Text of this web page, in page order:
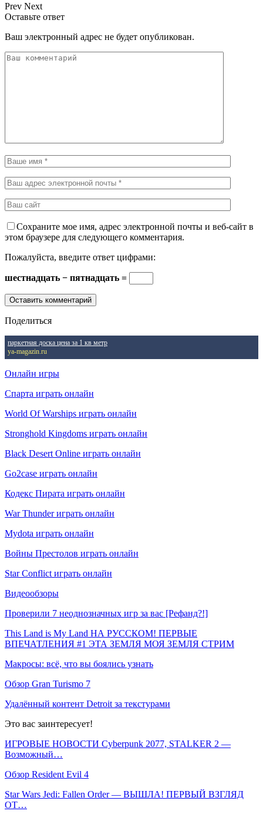
Prev Next
Оставьте ответ
Ваш электронный адрес не будет опубликован.
Сохраните мое имя, адрес электронной почты и веб-сайт в
этом браузере для следующего комментария.
Пожалуйста, введите ответ цифрами:
шестнадцать − пятнадцать =
Поделиться
паркетная доска цена за 1 кв метр
ya-magazin.ru
Онлайн игры
Спарта играть онлайн
World Of Warships играть онлайн
Stronghold Kingdoms играть онлайн
Black Desert Online играть онлайн
Go2case играть онлайн
Кодекс Пирата играть онлайн
War Thunder играть онлайн
Mydota играть онлайн
Войны Престолов играть онлайн
Star Conflict играть онлайн
Видеообзоры
Проверили 7 неоднозначных игр за вас [Рефанд?!]
This Land is My Land НА РУССКОМ! ПЕРВЫЕ
ВПЕЧАТЛЕНИЯ #1 ЭТА ЗЕМЛЯ МОЯ ЗЕМЛЯ СТРИМ
Макросы: всё, что вы боялись узнать
Обзор Gran Turismo 7
Удалённый контент Detroit за текстурами
Это вас заинтересует!
ИГРОВЫЕ НОВОСТИ Cyberpunk 2077, STALKER 2 —
Возможный…
Обзор Resident Evil 4
Star Wars Jedi: Fallen Order — ВЫШЛА! ПЕРВЫЙ ВЗГЛЯД
ОТ…